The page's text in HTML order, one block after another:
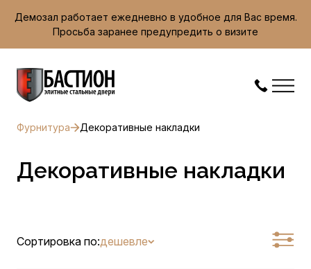
Демозал работает ежедневно в удобное для Вас время.
Просьба заранее предупредить о визите
Фурнитура Декоративные накладки
Декоративные накладки
Сортировка по:дешевле